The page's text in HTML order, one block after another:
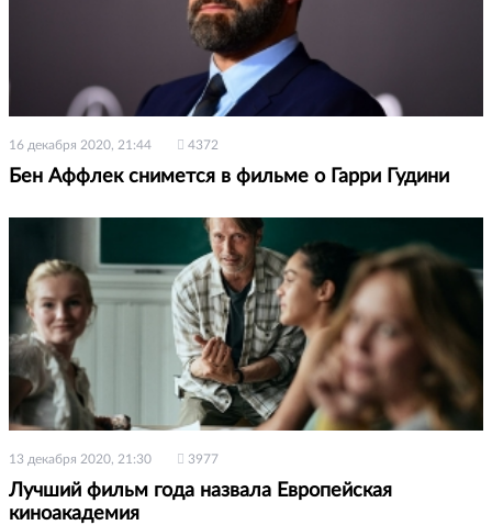
16 декабря 2020, 21:44 4372
Бен Аффлек снимется в фильме о Гарри Гудини
13 декабря 2020, 21:30 3977
Лучший фильм года назвала Европейская
киноакадемия